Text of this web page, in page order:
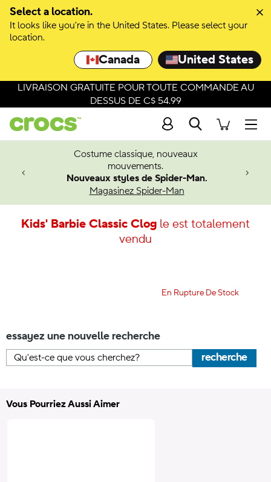
Select a location.
It looks like you're in the United States. Please select your
location.
Canada United States
LIVRAISON GRATUITE POUR TOUTE COMMANDE AU
DESSUS DE C$ 54.99
Recherche
à venir
Costume classique, nouveaux
mouvements.
Nouveaux styles de Spider-Man.
Magasinez Spider-Man
Kids' Barbie Classic Clog le est totalement
vendu
En Rupture De Stock
essayez une nouvelle recherche
recherche
Vous Pourriez Aussi Aimer